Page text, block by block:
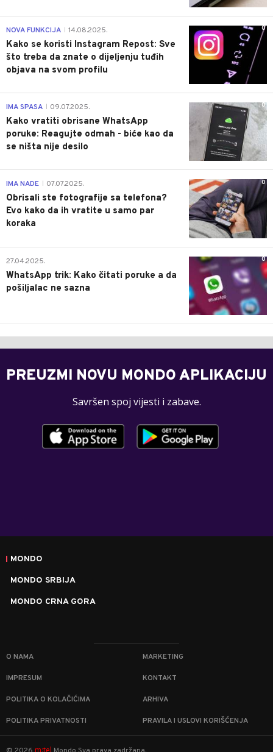
0
NOVA FUNKCIJA 14.08.2025.
Kako se koristi Instagram Repost: Sve
što treba da znate o dijeljenju tuđih
objava na svom profilu
0
IMA SPASA 09.07.2025.
Kako vratiti obrisane WhatsApp
poruke: Reagujte odmah - biće kao da
se ništa nije desilo
0
IMA NADE 07.07.2025.
Obrisali ste fotografije sa telefona?
Evo kako da ih vratite u samo par
koraka
0
27.04.2025.
WhatsApp trik: Kako čitati poruke a da
pošiljalac ne sazna
PREUZMI NOVU MONDO APLIKACIJU
Savršen spoj vijesti i zabave.
MONDO
MONDO SRBIJA
MONDO CRNA GORA
O NAMA MARKETING
IMPRESUM KONTAKT
POLITIKA O KOLAČIĆIMA ARHIVA
POLITIKA PRIVATNOSTI PRAVILA I USLOVI KORIŠĆENJA
m:tel